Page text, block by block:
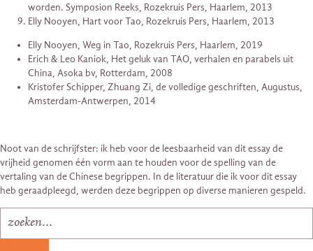
worden. Symposion Reeks, Rozekruis Pers, Haarlem, 2013
Elly Nooyen, Hart voor Tao, Rozekruis Pers, Haarlem, 2013
Elly Nooyen, Weg in Tao, Rozekruis Pers, Haarlem, 2019
Erich & Leo Kaniok, Het geluk van TAO, verhalen en parabels uit
China, Asoka bv, Rotterdam, 2008
Kristofer Schipper, Zhuang Zi, de volledige geschriften, Augustus,
Amsterdam-Antwerpen, 2014
Noot van de schrijfster: ik heb voor de leesbaarheid van dit essay de
vrijheid genomen één vorm aan te houden voor de spelling van de
vertaling van de Chinese begrippen. In de literatuur die ik voor dit essay
heb geraadpleegd, werden deze begrippen op diverse manieren gespeld.